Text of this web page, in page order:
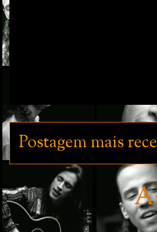
Postagem mais